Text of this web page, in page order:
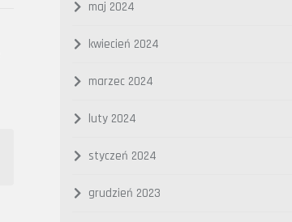
maj 2024
kwiecień 2024
marzec 2024
luty 2024
styczeń 2024
grudzień 2023